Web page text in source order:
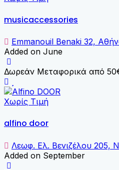
musicaccessories
Emmanouil Benaki 32,
Added on June
Δωρεάν Μεταφορικά από
Χωρίς Τιμή
alfino door
Λεωφ. Ελ. Βενιζέλου 205,
Added on September